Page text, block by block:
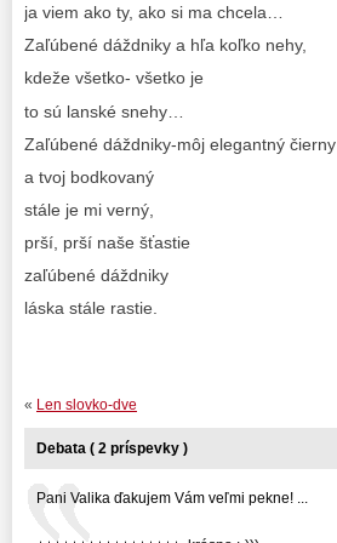
ja viem ako ty, ako si ma chcela…
Zaľúbené dáždniky a hľa koľko nehy,
kdeže všetko- všetko je
to sú lanské snehy…
Zaľúbené dáždniky-môj elegantný čierny
a tvoj bodkovaný
stále je mi verný,
prší, prší naše šťastie
zaľúbené dáždniky
láska stále rastie.
« Len slovko-dve
Debata ( 2 príspevky )
Pani Valika ďakujem Vám veľmi pekne! ...